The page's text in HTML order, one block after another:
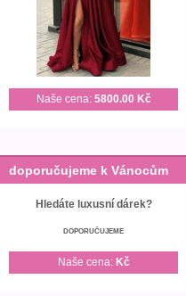
Naše cena: 5800.00 Kč
doporučujeme k Vánocům
Hledáte luxusní dárek?
DOPORUČUJEME
Naše cena: Kč